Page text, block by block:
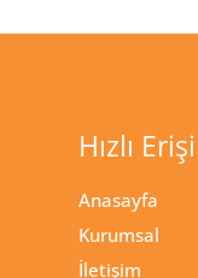
Hızlı
Anasayfa
Kurumsal
İletişim